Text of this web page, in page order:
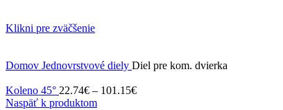
Klikni pre zväčšenie
Domov Jednovrstvové diely Diel pre kom. dvierka
Koleno 45° 22.74€ – 101.15€
Naspäť k produktom